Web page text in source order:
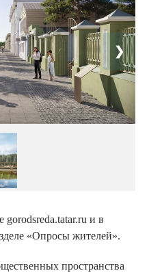
❯
gorodsreda.tatar.ru и в
«Опросы жителей».
пространства